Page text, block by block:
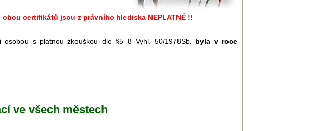
certifikátů jsou z právního hlediska NEPLATNÉ !!
s platnou zkouškou dle §5–8 Vyhl. 50/1978Sb. byla v roce
ve všech městech